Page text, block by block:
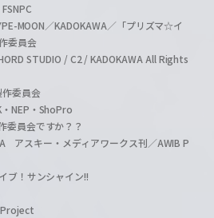
MOON／KADOKAWA／「プリズマ☆イ
委員会
STUDIO / C2 / KADOKAWA All Rights
委員会
NEP・ShoPro
委員会ですか？？
アスキー・メディアワークス刊／AWIB P
ブ！サンシャイン!!